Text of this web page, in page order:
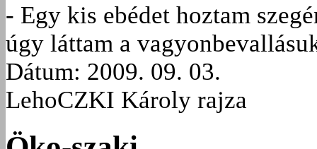
- Egy kis ebédet hoztam
úgy láttam a
Dátum: 2009. 09. 03.
LehoCZKI Károly rajza